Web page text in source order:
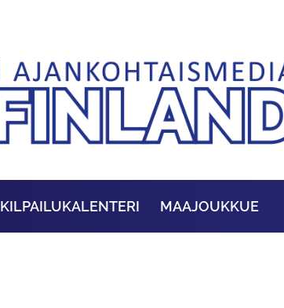
KILPAILUKALENTERI MAAJOUKKUE